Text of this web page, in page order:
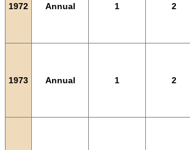
1972 Annual 1 2
1973 Annual 1 2